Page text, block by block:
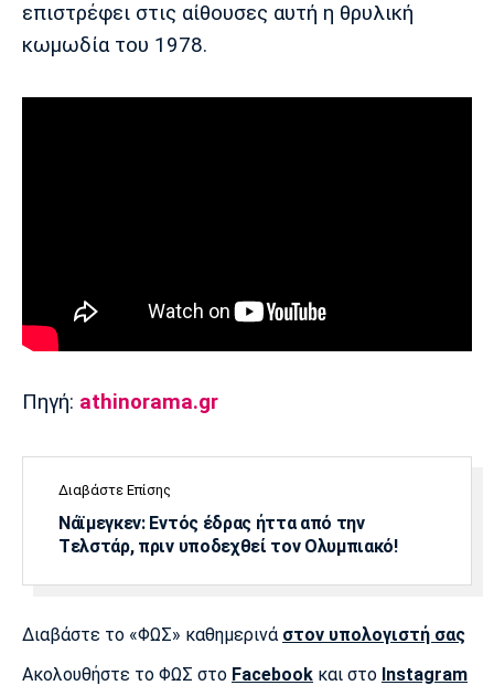
επιστρέφει στις αίθουσες αυτή η θρυλική
κωμωδία του 1978.
Πηγή: athinorama.gr
Διαβάστε Επίσης
Νάϊμεγκεν: Εντός έδρας ήττα από την
Tελστάρ, πριν υποδεχθεί τον Ολυμπιακό!
Διαβάστε το «ΦΩΣ» καθημερινά στον υπολογιστή σας
Ακολουθήστε το ΦΩΣ στο Facebook και στο Instagram